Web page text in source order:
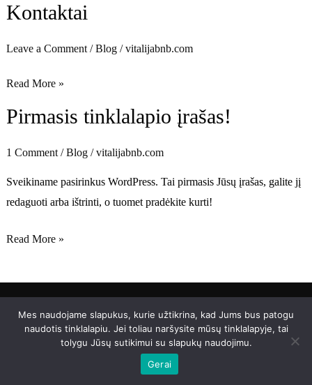
Kontaktai
Leave a Comment /Blog/vitalijabnb.com
Kontaktai
Read More »
Pirmasis tinklalapio įrašas!
1 Comment /Blog/vitalijabnb.com
Sveikiname pasirinkus WordPress. Tai pirmasis Jūsų įrašas, galite jį
redaguoti arba ištrinti, o tuomet pradėkite kurti!
Pirmasis
įrašas!
Read More »
Copyright © 2026 vitalijabnb.com.
Mes naudojame slapukus, kurie užtikrina, kad Jums bus patogu
naudotis tinklalapiu. Jei toliau naršysite mūsų tinklalapyje, tai
tolygu Jūsų sutikimui su slapukų naudojimu.
Gerai